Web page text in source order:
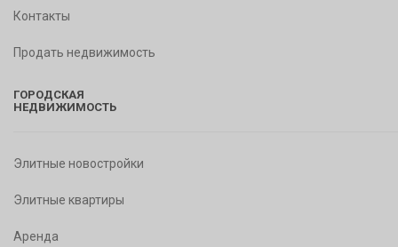
Контакты
Продать недвижимость
ГОРОДСКАЯ
НЕДВИЖИМОСТЬ
Элитные новостройки
Элитные квартиры
Аренда